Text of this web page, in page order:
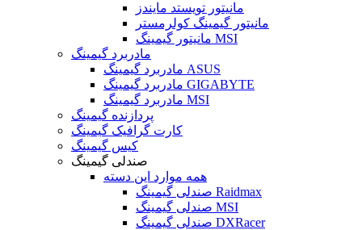
مانیتور تویستد مایندز
مانیتور گیمینگ کولرمستر
مانیتور گیمینگ MSI
مادربرد گیمینگ
مادربرد گیمینگ ASUS
مادربرد گیمینگ GIGABYTE
مادربرد گیمینگ MSI
پردازنده گیمینگ
کارت گرافیک گیمینگ
کیس گیمینگ
صندلی گیمینگ
همه موارد این دسته
صندلی گیمینگ Raidmax
صندلی گیمینگ MSI
صندلی گیمینگ DXRacer